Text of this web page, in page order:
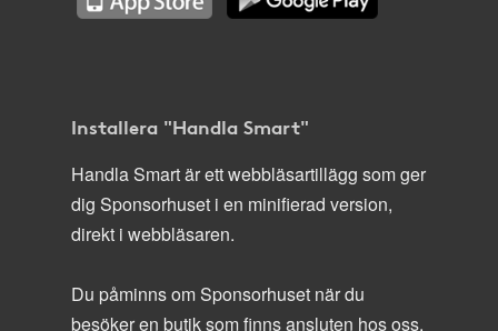
Installera "Handla Smart"
Handla Smart är ett webbläsartillägg som ger
dig Sponsorhuset i en minifierad version,
direkt i webbläsaren.
Du påminns om Sponsorhuset när du
besöker en butik som finns ansluten hos oss.